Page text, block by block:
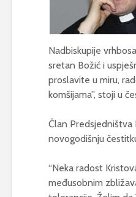
Nadbiskupije
sretan Božić i
proslavite u miru,
komšijama”, stoji u
Član Predsjedništva
novogodišnju
“Neka radost
međusobnim